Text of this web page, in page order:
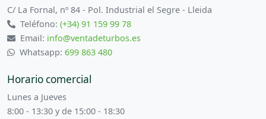
C/ La Fornal, nº 84 - Pol. Industrial el Segre - Lleida
Teléfono:(+34) 91 159 99 78
Email: info@ventadeturbos.es
Whatsapp: 699 863 480
Horario comercial
Lunes a Jueves
8:00 - 13:30 y de 15:00 - 18:30